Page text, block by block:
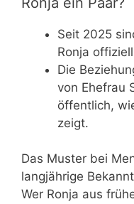
Seit 2025
Ronja
Die
von Ehefrau
öffentlich,
zeigt.
Das Muster bei
langjährige
Wer Ronja aus